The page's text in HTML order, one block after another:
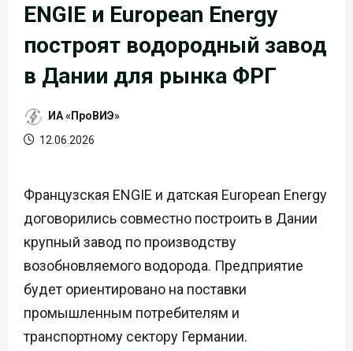
ENGIE и European Energy
построят водородный завод
в Дании для рынка ФРГ
ИА «ПроВИЭ»
12.06.2026
Французская ENGIE и датская European Energy
договорились совместно построить в Дании
крупный завод по производству
возобновляемого водорода. Предприятие
будет ориентировано на поставки
промышленным потребителям и
транспортному сектору Германии.